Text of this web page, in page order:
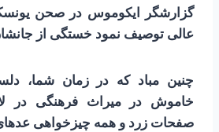
گزارشگر ایکوموس در صحن
عالی توصیف نمود خستگی از
چنین مباد که در زمان شما،
خاموش در میراث فرهنگی در
صفحات زرد و همه چیز­خواهی